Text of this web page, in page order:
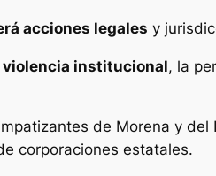
acciones legales y
violencia institucional, la
de Morena y del
corporaciones estatales.